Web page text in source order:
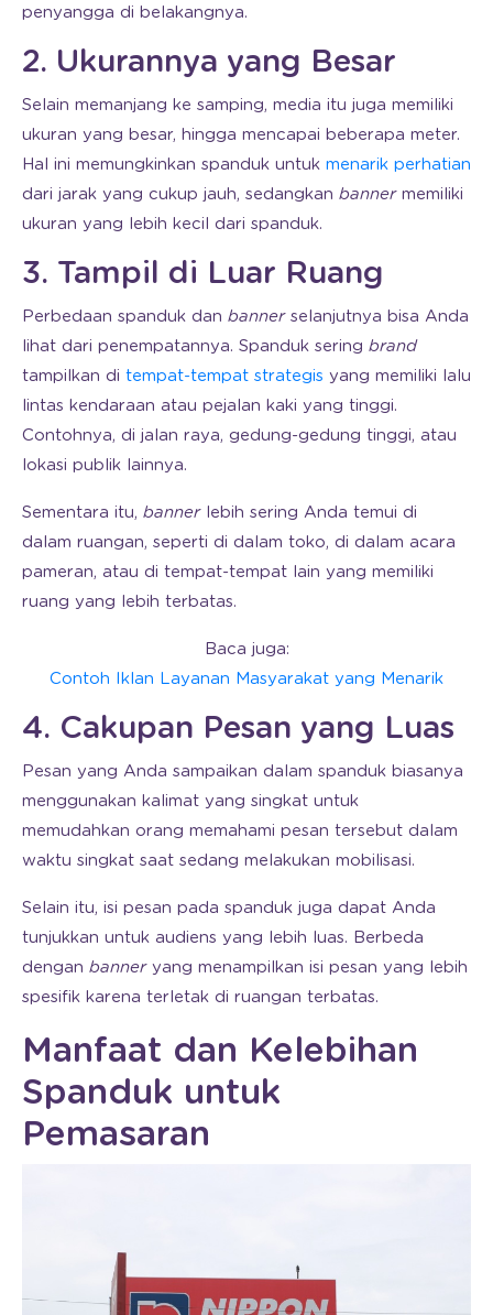
penyangga di belakangnya.
2. Ukurannya yang Besar
Selain memanjang ke samping, media itu juga memiliki
ukuran yang besar, hingga mencapai beberapa meter.
Hal ini memungkinkan spanduk untuk menarik perhatian
dari jarak yang cukup jauh, sedangkan bannermemiliki
ukuran yang lebih kecil dari spanduk.
3. Tampil di Luar Ruang
Perbedaan spanduk dan bannerselanjutnya bisa Anda
lihat dari penempatannya. Spanduk sering brand
tampilkan di tempat-tempat strategis yang memiliki lalu
lintas kendaraan atau pejalan kaki yang tinggi.
Contohnya, di jalan raya, gedung-gedung tinggi, atau
lokasi publik lainnya.
Sementara itu, bannerlebih sering Anda temui di
dalam ruangan, seperti di dalam toko, di dalam acara
pameran, atau di tempat-tempat lain yang memiliki
ruang yang lebih terbatas.
Baca juga:
Contoh Iklan Layanan Masyarakat yang Menarik
4. Cakupan Pesan yang Luas
Pesan yang Anda sampaikan dalam spanduk biasanya
menggunakan kalimat yang singkat untuk
memudahkan orang memahami pesan tersebut dalam
waktu singkat saat sedang melakukan mobilisasi.
Selain itu, isi pesan pada spanduk juga dapat Anda
tunjukkan untuk audiens yang lebih luas. Berbeda
dengan banneryang menampilkan isi pesan yang lebih
spesifik karena terletak di ruangan terbatas.
Manfaat dan Kelebihan
Spanduk untuk
Pemasaran